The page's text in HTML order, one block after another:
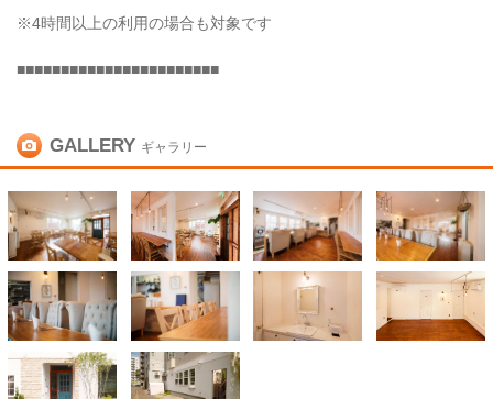
※4時間以上の利用の場合も対象です
■■■■■■■■■■■■■■■■■■■■■■■
GALLERY ギャラリー